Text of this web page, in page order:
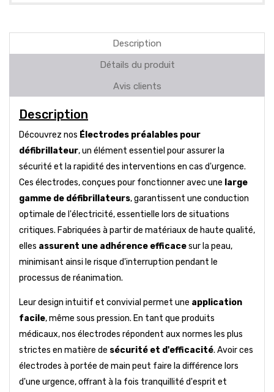
Description
Détails du produit
Avis clients
Description
Découvrez nos Électrodes préalables pour
défibrillateur, un élément essentiel pour assurer la
sécurité et la rapidité des interventions en cas d'urgence.
Ces électrodes, conçues pour fonctionner avec une large
gamme de défibrillateurs, garantissent une conduction
optimale de l'électricité, essentielle lors de situations
critiques. Fabriquées à partir de matériaux de haute qualité,
elles assurent une adhérence efficacesur la peau,
minimisant ainsi le risque d'interruption pendant le
processus de réanimation.
Leur design intuitif et convivial permet une application
facile, même sous pression. En tant que produits
médicaux, nos électrodes répondent aux normes les plus
strictes en matière de sécurité et d'efficacité. Avoir ces
électrodes à portée de main peut faire la différence lors
d'une urgence, offrant à la fois tranquillité d'esprit et